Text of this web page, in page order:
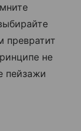
превратит
не
пейзажи